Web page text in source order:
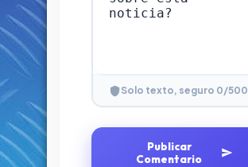
Solo texto, seguro 0/500
Publicar
Comentario